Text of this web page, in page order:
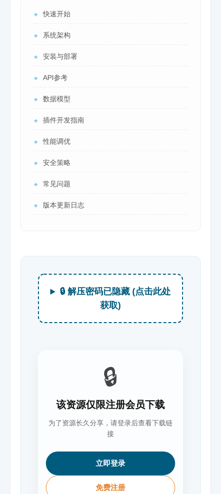
🔹 快速开始
🔹 系统架构
🔹 安装与部署
🔹 API参考
🔹 数据模型
🔹 插件开发指南
🔹 性能调优
🔹 安全策略
🔹 常见问题
🔹 版本更新日志
🔒 解压密码已隐藏 (点击此处
获取)
🔒
该资源仅限注册会员下载
为了资源长久分享，请登录后查看下载链
接
立即登录
免费注册